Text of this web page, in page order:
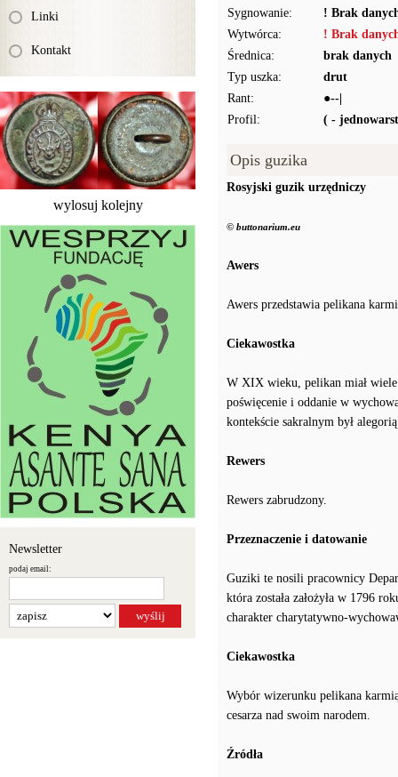
Linki
Kontakt
wylosuj kolejny
Newsletter
podaj email:
Sygnowanie:
! Brak
Wytwórca:
! Brak
Średnica:
brak danych
Typ uszka:
drut
Rant:
●--|
Profil:
( -
Opis guzika
Rosyjski guzik urzędniczy
© buttonarium.eu
Awers
Awers przedstawia pelikana
Ciekawostka
W XIX wieku, pelikan miał wiele
poświęcenie i oddanie w
kontekście sakralnym był
Rewers
Rewers zabrudzony.
Przeznaczenie i datowanie
Guziki te nosili pracownicy
która została założyła w 1796
charakter charytatywno-
Ciekawostka
Wybór wizerunku pelikana
cesarza nad swoim narodem.
Źródła